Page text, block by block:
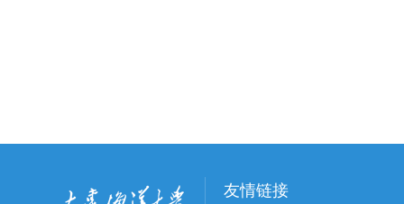
友情链接